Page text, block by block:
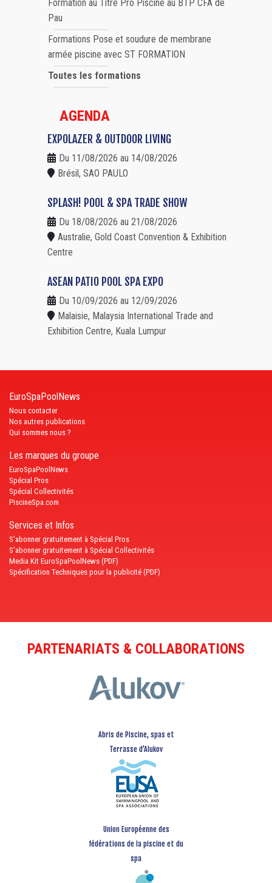
Formation au Titre Pro Piscine au BTP CFA de
Pau
Formations Pose et soudure de membrane
armée piscine avec ST FORMATION
Toutes les formations
AGENDA
EXPOLAZER & OUTDOOR LIVING
Du 11/08/2026 au 14/08/2026
Brésil, SAO PAULO
SPLASH! POOL & SPA TRADE SHOW
Du 18/08/2026 au 21/08/2026
Australie, Gold Coast Convention & Exhibition
Centre
ASEAN PATIO POOL SPA EXPO
Du 10/09/2026 au 12/09/2026
Malaisie, Malaysia International Trade and
Exhibition Centre, Kuala Lumpur
EuroSpaPoolNews
Nous contacter
Nos autres publications
Qui sommes nous ?
Les marques du groupe
EuroSpaPoolNews
Spécial Pros
Spécial Collectivités
PiscineSpa.com
Services et Infos
S'abonner gratuitement à Spécial Pros
S'abonner gratuitement à Spécial Collectivités
Media Kit EuroSpaPoolNews (PDF)
Spécification Techniques pour la publicité (PDF)
PARTENARIATS & COLLABORATIONS
Abris de Piscine, spas et
Terrasse d’Alukov
Union Européenne des
fédérations de la piscine et du
spa